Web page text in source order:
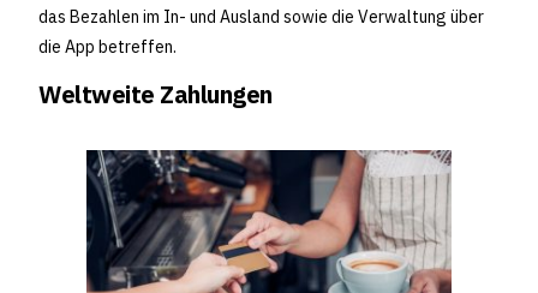
das Bezahlen im In- und Ausland sowie die Verwaltung über
die App betreffen.
Weltweite Zahlungen